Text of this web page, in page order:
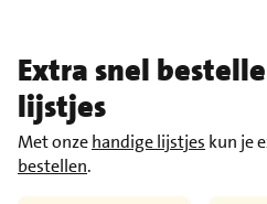
Extra snel
lijstjes
Met onzehandige lijstjes kun je
bestellen.